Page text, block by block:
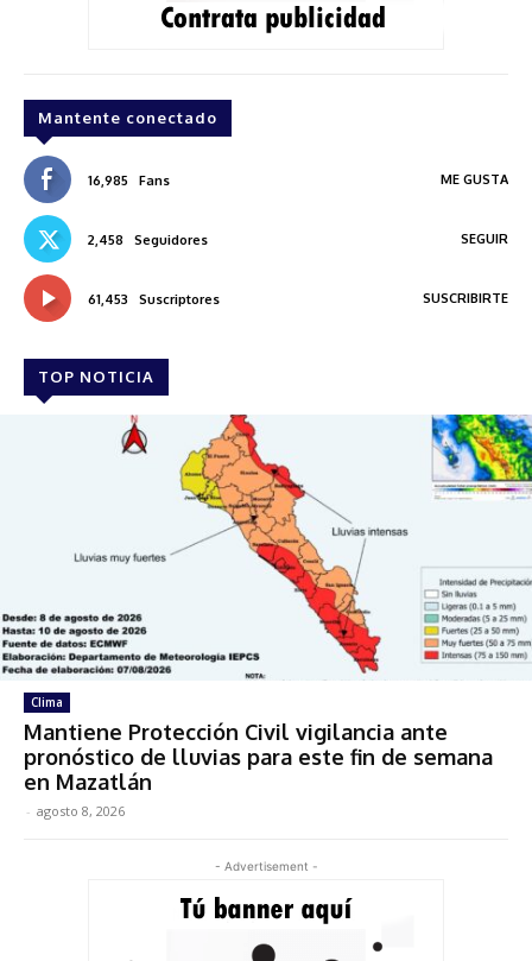
Mantente conectado
16,985 Fans ME GUSTA
2,458 Seguidores SEGUIR
61,453 Suscriptores SUSCRIBIRTE
TOP NOTICIA
Clima
Mantiene Protección Civil vigilancia ante
pronóstico de lluvias para este fin de semana
en Mazatlán
- agosto 8, 2026
- Advertisement -